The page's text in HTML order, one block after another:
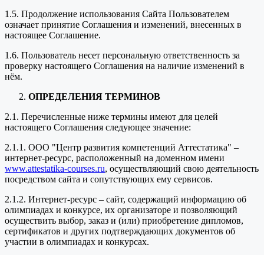
1.5. Продолжение использования Сайта Пользователем
означает принятие Соглашения и изменений, внесенных в
настоящее Соглашение.
1.6. Пользователь несет персональную ответственность за
проверку настоящего Соглашения на наличие изменений в
нём.
ОПРЕДЕЛЕНИЯ ТЕРМИНОВ
2.1. Перечисленные ниже термины имеют для целей
настоящего Соглашения следующее значение:
2.1.1. ООО "Центр развития компетенций Аттестатика" –
интернет-ресурс, расположенный на доменном имени
www.attestatika-courses.ru, осуществляющий свою деятельность
посредством сайта и сопутствующих ему сервисов.
2.1.2. Интернет-ресурс – сайт, содержащий информацию об
олимпиадах и конкурсе, их организаторе и позволяющий
осуществить выбор, заказ и (или) приобретение дипломов,
сертификатов и других подтверждающих документов об
участии в олимпиадах и конкурсах.